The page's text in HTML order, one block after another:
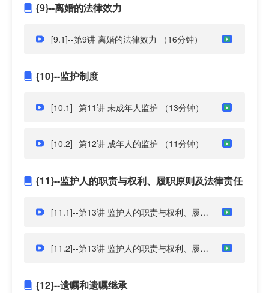
{9}--离婚的法律效力
[9.1]--第9讲 离婚的法律效力 （16分钟）
{10}--监护制度
[10.1]--第11讲 未成年人监护 （13分钟）
[10.2]--第12讲 成年人的监护 （11分钟）
{11}--监护人的职责与权利、履职原则及法律责任
[11.1]--第13讲 监护人的职责与权利、履职原则及法律责任
[11.2]--第13讲 监护人的职责与权利、履职原则及法律责任(1)
{12}--遗嘱和遗嘱继承